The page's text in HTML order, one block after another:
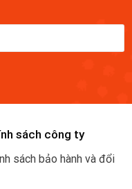
sách công ty
sách bảo hành và đổi